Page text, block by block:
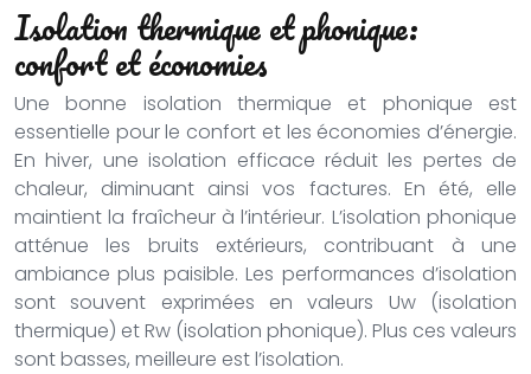
Isolation thermique et phonique:
confort et économies
Une bonne isolation thermique et phonique est
essentielle pour le confort et les économies d’énergie.
En hiver, une isolation efficace réduit les pertes de
chaleur, diminuant ainsi vos factures. En été, elle
maintient la fraîcheur à l’intérieur. L’isolation phonique
atténue les bruits extérieurs, contribuant à une
ambiance plus paisible. Les performances d’isolation
sont souvent exprimées en valeurs Uw (isolation
thermique) et Rw (isolation phonique). Plus ces valeurs
sont basses, meilleure est l’isolation.